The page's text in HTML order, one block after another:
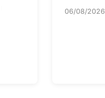
06/08/2026